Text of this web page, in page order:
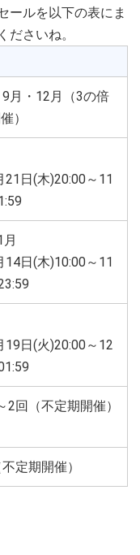
ールを以下の表にま
ださいね。
月・12月（3の倍
）
21日(木)20:00～11
14日(木)10:00～11
19日(火)20:00～12
2回（不定期開催）
定期開催）